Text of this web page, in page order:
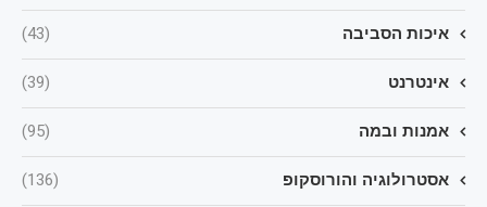
איכות הסביבה (43)
אינטרנט (39)
אמנות ובמה (95)
אסטרולוגיה והורוסקופ (136)